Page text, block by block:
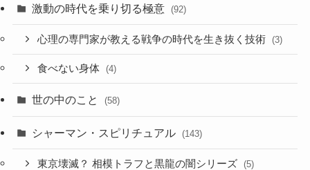
激動の時代を乗り切る極意 (92)
心理の専門家が教える戦争の時代を生き抜く技術 (3)
食べない身体 (4)
世の中のこと (58)
シャーマン・スピリチュアル (143)
東京壊滅？ 相模トラフと黒龍の闇シリーズ (5)